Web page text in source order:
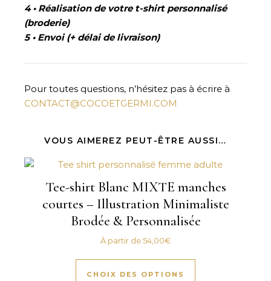
4 • Réalisation de votre t-shirt personnalisé
(broderie)
5 • Envoi (+ délai de livraison)
Pour toutes questions, n’hésitez pas à écrire à
CONTACT@COCOETGERMI.COM
VOUS AIMEREZ PEUT-ÊTRE AUSSI…
Tee-shirt Blanc MIXTE manches
courtes – Illustration Minimaliste
Brodée & Personnalisée
À partir de54,00€
CHOIX DES OPTIONS
Ce produit a